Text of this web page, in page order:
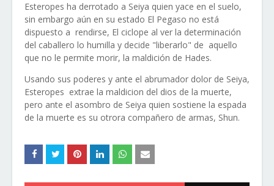
Esteropes ha derrotado a Seiya quien yace en el suelo,
sin embargo aún en su estado El Pegaso no está
dispuesto a rendirse, El ciclope al ver la determinación
del caballero lo humilla y decide "liberarlo" de aquello
que no le permite morir, la maldición de Hades.
Usando sus poderes y ante el abrumador dolor de Seiya,
Esteropes extrae la maldicion del dios de la muerte,
pero ante el asombro de Seiya quien sostiene la espada
de la muerte es su otrora compañero de armas, Shun.